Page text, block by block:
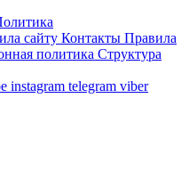
сайту Контакты Правила
политика Структура
instagram telegram viber